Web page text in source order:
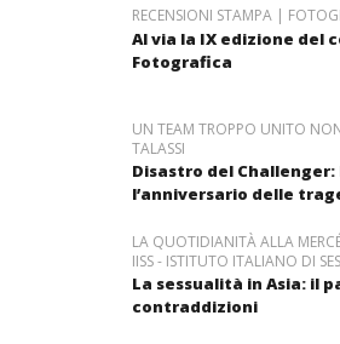
RECENSIONI STAMPA |
Al via la IX edizione del
Fotografica
UN TEAM TROPPO UNITO
TALASSI
Disastro del Challenger:
l’anniversario delle
LA QUOTIDIANITÀ ALLA
IISS - ISTITUTO ITALIANO DI
La sessualità in Asia: il
contraddizioni